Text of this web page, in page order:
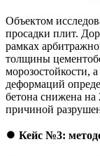
Объектом
просадки плит.
рамках
толщины
морозостойкости,
деформаций
бетона снижена
причиной
⏺️ Кейс №3: